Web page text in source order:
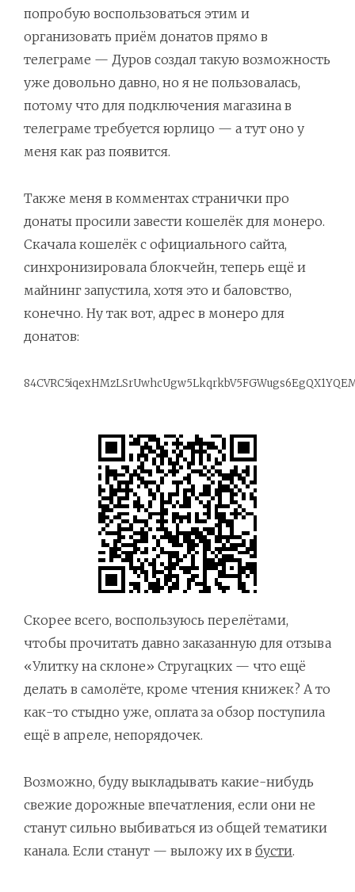
3-12 Правая сторона ловушки общественного блага
3-13 Как добраться отсюда туда
3-14 Постскриптум для перфекционистов
4-1 Проблемы
4-3 Ответы Экономический анализ права
4-6 Рынок денег
4-8 Предпочтение это не предсказание
4-10 Г.К. Честертон, авторский обзор
5-0 Лекарство
5-1 Первая правовая система
5-2 Анархо-капитализм, детсадовская версия
5-3 Торг в условиях анархии
5-5 Провалы рынка - аргументы за и против государства
5-6 Анархия и эффективное право
5-8 Серьёзная проблема, часть II
5-10 Велфэр и иммиграция, вторая половина аргументации
6-0 Наши тяжёлые обстоятельства
попробую воспользоваться этим и
организовать приём донатов прямо в
телеграме — Дуров создал такую возможность
уже довольно давно, но я не пользовалась,
потому что для подключения магазина в
телеграме требуется юрлицо — а тут оно у
меня как раз появится.
Также меня в комментах странички про
донаты просили завести кошелёк для монеро.
Скачала кошелёк с официального сайта,
синхронизировала блокчейн, теперь ещё и
майнинг запустила, хотя это и баловство,
конечно. Ну так вот, адрес в монеро для
донатов:
Скорее всего, воспользуюсь перелётами,
чтобы прочитать давно заказанную для отзыва
«Улитку на склоне» Стругацких — что ещё
делать в самолёте, кроме чтения книжек? А то
как-то стыдно уже, оплата за обзор поступила
ещё в апреле, непорядочек.
Возможно, буду выкладывать какие-нибудь
свежие дорожные впечатления, если они не
станут сильно выбиваться из общей тематики
канала. Если станут — выложу их в бусти.